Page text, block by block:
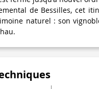
de Bessilles, cet
naturel : son